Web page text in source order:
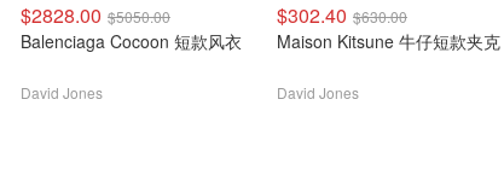
$2828.00 $5050.00
Balenciaga Cocoon 短款风衣
David Jones
$302.40 $630.00
Maison Kitsune 牛仔短款夹克
David Jones